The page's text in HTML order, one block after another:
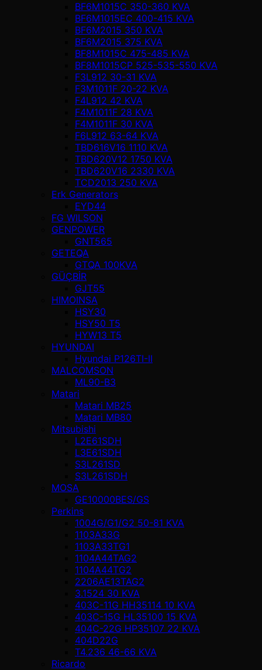
BF6M1015C 350-360 KVA
BF6M1015EC 400-415 KVA
BF6M2015 350 KVA
BF6M2015 375 KVA
BF8M1015C 475-485 KVA
BF8M1015CP 525-535-550 KVA
F3L912 30-31 KVA
F3M1011F 20-22 KVA
F4L912 42 KVA
F4M1011F 28 KVA
F4M1011F 30 KVA
F6L912 63-64 KVA
TBD616V16 1110 KVA
TBD620V12 1750 KVA
TBD620V16 2330 KVA
TCD2013 250 KVA
Erk Generators
EYD44
FG WILSON
GENPOWER
GNT565
GETEQA
GTQA 100KVA
GÜÇBİR
GJT55
HIMOINSA
HSY30
HSY50 T5
HYW13 T5
HYUNDAI
Hyundai P126TI-II
MALCOMSON
ML90-B3
Matari
Matari MB25
Matari MB80
Mitsubishi
L2E61SDH
L3E61SDH
S3L261SD
S3L261SDH
MOSA
GE10000BES/GS
Perkins
1004G/G1/G2 50-81 KVA
1103A33G
1103A33TG1
1104A44TAG2
1104A44TG2
2206AE13TAG2
3.1524 30 KVA
403C-11G HH35114 10 KVA
403C-15G HL35100 15 KVA
404C-22G HP35107 22 KVA
404D22G
T4.236 46-66 KVA
Ricardo